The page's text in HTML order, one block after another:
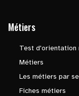
Métiers
Test d'orientation
Métiers
Les métiers par
Fiches métiers